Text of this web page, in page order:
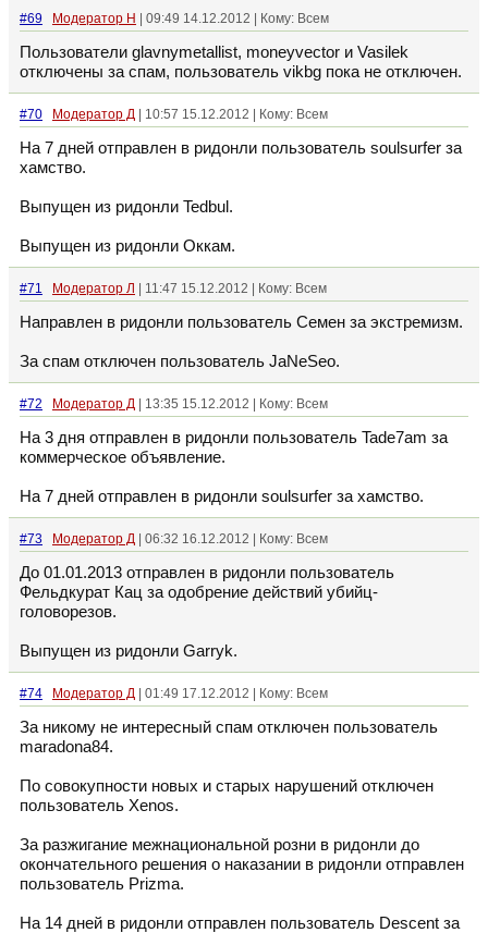
#69 Модератор Н | 09:49 14.12.2012 | Кому: Всем
Пользователи glavnymetallist, moneyvector и Vasilek
отключены за спам, пользователь vikbg пока не отключен.
#70 Модератор Д | 10:57 15.12.2012 | Кому: Всем
На 7 дней отправлен в ридонли пользователь soulsurfer за
хамство.
Выпущен из ридонли Tedbul.
Выпущен из ридонли Оккам.
#71 Модератор Л | 11:47 15.12.2012 | Кому: Всем
Направлен в ридонли пользователь Семен за экстремизм.
За спам отключен пользователь JaNeSeo.
#72 Модератор Д | 13:35 15.12.2012 | Кому: Всем
На 3 дня отправлен в ридонли пользователь Tade7am за
коммерческое объявление.
На 7 дней отправлен в ридонли soulsurfer за хамство.
#73 Модератор Д | 06:32 16.12.2012 | Кому: Всем
До 01.01.2013 отправлен в ридонли пользователь
Фельдкурат Кац за одобрение действий убийц-
головорезов.
Выпущен из ридонли Garryk.
#74 Модератор Д | 01:49 17.12.2012 | Кому: Всем
За никому не интересный спам отключен пользователь
maradona84.
По совокупности новых и старых нарушений отключен
пользователь Xenos.
За разжигание межнациональной розни в ридонли до
окончательного решения о наказании в ридонли отправлен
пользователь Prizma.
На 14 дней в ридонли отправлен пользователь Descent за